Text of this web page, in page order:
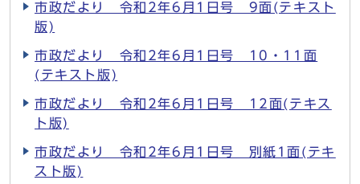
市政だより 令和2年6月1日号 9面(テキスト
版)
市政だより 令和2年6月1日号 10・11面
(テキスト版)
市政だより 令和2年6月1日号 12面(テキス
ト版)
市政だより 令和2年6月1日号 別紙1面(テキ
スト版)